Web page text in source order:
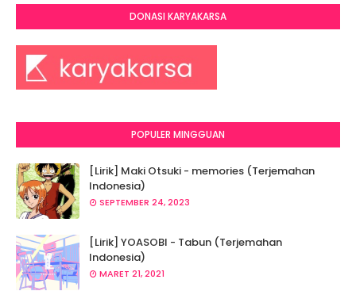
DONASI KARYAKARSA
POPULER MINGGUAN
[Lirik] Maki Otsuki - memories (Terjemahan
Indonesia)
SEPTEMBER 24, 2023
[Lirik] YOASOBI - Tabun (Terjemahan
Indonesia)
MARET 21, 2021